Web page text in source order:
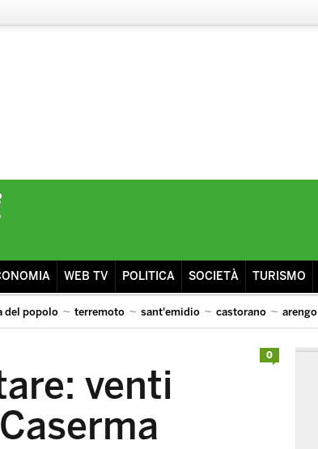
WEB TV POLITICA SOCIETÀ TURISMO
del popolo terremoto sant'emidio castorano arengo
venti
0